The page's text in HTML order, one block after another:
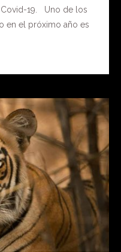
Covid-19. Uno de los
en el próximo año es